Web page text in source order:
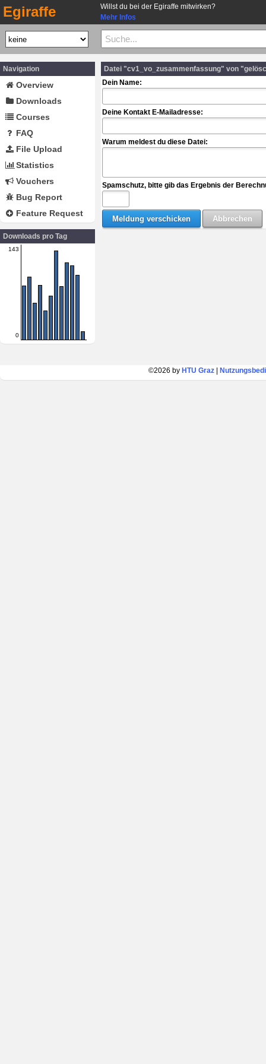
Egiraffe
Willst du bei der Egiraffe mitwirken?
Mehr Infos
Navigation
Overview
Downloads
Courses
FAQ
File Upload
Statistics
Vouchers
Bug Report
Feature Request
Downloads pro Tag
143
0
Datei "cv1_vo_zusammenfassung" von
Dein Name:
Deine Kontakt E-Mailadresse:
Warum meldest du diese Datei:
Spamschutz, bitte gib das Ergebnis der
©2026 by HTU Graz|